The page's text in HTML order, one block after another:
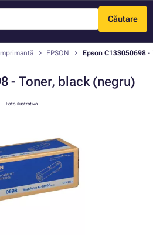
Căutare
Meniu
EPSON Epson C13S050698
- Toner, black (negru)
Foto ilustrativa